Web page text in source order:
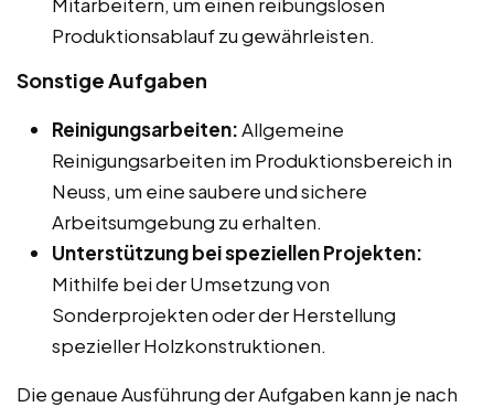
Produktionsablauf zu gewährleisten.
Sonstige Aufgaben
Reinigungsarbeiten:Allgemeine
Reinigungsarbeiten im Produktionsbereich in
Neuss, um eine saubere und sichere
Arbeitsumgebung zu erhalten.
Unterstützung bei speziellen Projekten:
Mithilfe bei der Umsetzung von
Sonderprojekten oder der Herstellung
spezieller Holzkonstruktionen.
Die genaue Ausführung der Aufgaben kann je nach